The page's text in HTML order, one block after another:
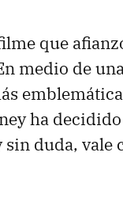
que
medio de
ha
duda, vale